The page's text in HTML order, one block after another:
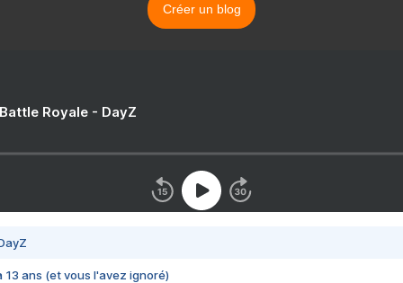
Créer un blog
Royale - DayZ
13 ans (et vous l'avez ignoré)